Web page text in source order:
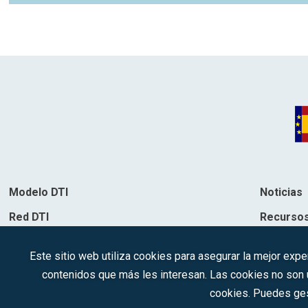
Modelo DTI
Red DTI
Noticias
Este sitio web utiliza cookies para asegurar la mejor
contenidos que más les interesan. Las cookies no
cookies. Puedes